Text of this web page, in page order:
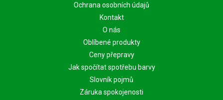
Ochrana osobních údajů
Kontakt
O nás
Oblíbené produkty
Ceny přepravy
Jak spočítat spotřebu barvy
Slovník pojmů
Záruka spokojenosti